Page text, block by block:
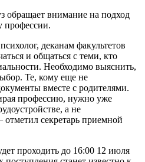
обращает внимание на подход
профессии.
деканам факультетов
и общаться с теми, кто
Необходимо выяснить,
Те, кому еще не
вместе с родителями.
профессию, нужно уже
а не
отметил секретарь приемной
проходить до 16:00 12 июля